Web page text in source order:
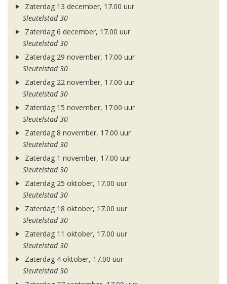
Zaterdag 13 december, 17.00 uur
Sleutelstad 30
Zaterdag 6 december, 17.00 uur
Sleutelstad 30
Zaterdag 29 november, 17.00 uur
Sleutelstad 30
Zaterdag 22 november, 17.00 uur
Sleutelstad 30
Zaterdag 15 november, 17.00 uur
Sleutelstad 30
Zaterdag 8 november, 17.00 uur
Sleutelstad 30
Zaterdag 1 november, 17.00 uur
Sleutelstad 30
Zaterdag 25 oktober, 17.00 uur
Sleutelstad 30
Zaterdag 18 oktober, 17.00 uur
Sleutelstad 30
Zaterdag 11 oktober, 17.00 uur
Sleutelstad 30
Zaterdag 4 oktober, 17.00 uur
Sleutelstad 30